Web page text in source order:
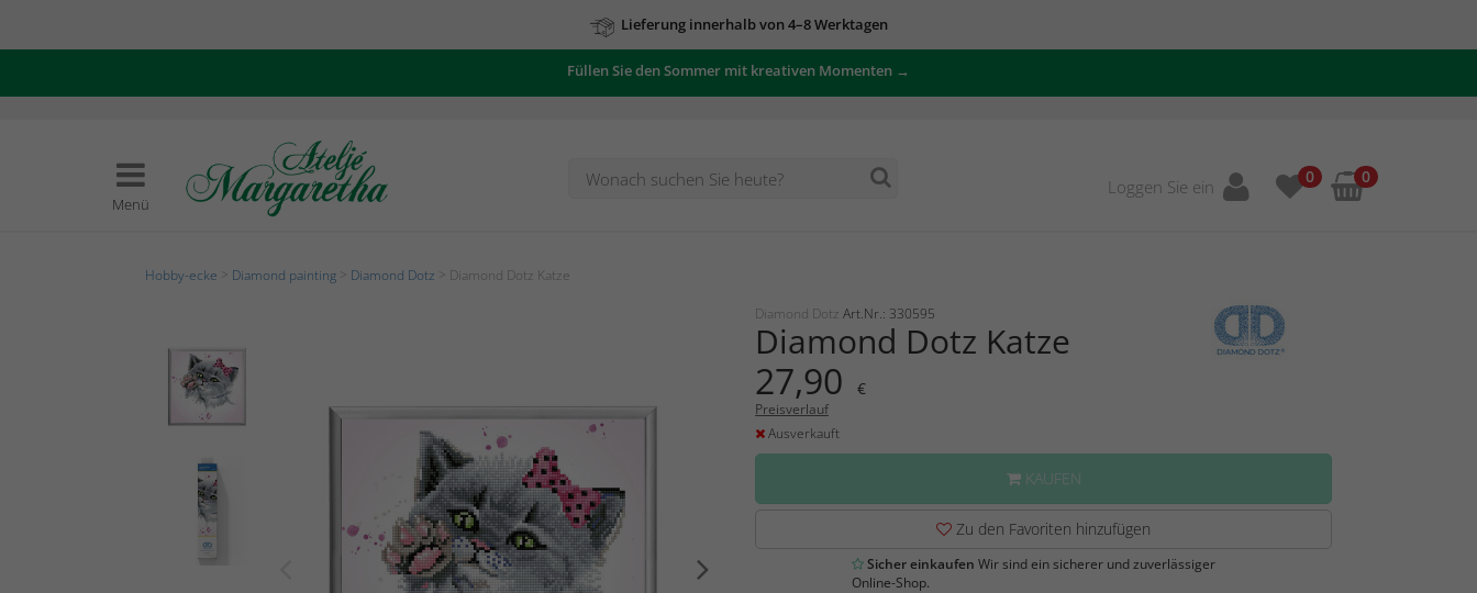
Lieferung innerhalb von 4–8 Werktagen
Füllen Sie den Sommer mit kreativen Momenten →
Menü
Loggen Sie ein 0 0
Hobby-ecke Diamond painting Diamond Dotz > Diamond Dotz Katze
Diamond Dotz Art.Nr.: 330595
Diamond Dotz Katze
27,90 €
Preisverlauf
Ausverkauft
KAUFEN
Zu den Favoriten hinzufügen
Sicher einkaufen Wir sind ein sicherer und zuverlässiger
Online-Shop.